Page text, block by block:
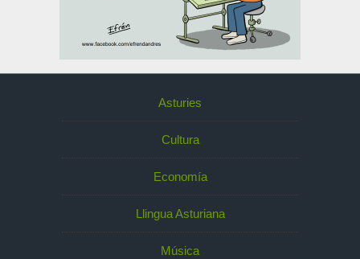
Asturies
Cultura
Economía
Llingua Asturiana
Música